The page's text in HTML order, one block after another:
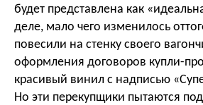
будет представлена как
деле, мало чего изменилось
повесили на стенку своего
оформления договоров купли-
красивый винил с надписью
Но эти перекупщики пытаются